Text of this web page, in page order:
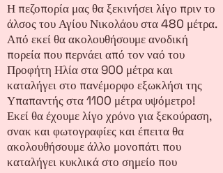
Η πεζοπορία μας θα ξεκινήσει λίγο πριν το
άλσος του Αγίου Νικολάου στα 480 μέτρα.
Από εκεί θα ακολουθήσουμε ανοδική
πορεία που περνάει από τον ναό του
Προφήτη Ηλία στα 900 μέτρα και
καταλήγει στο πανέμορφο εξωκλήσι της
Υπαπαντής στα 1100 μέτρα υψόμετρο!
Εκεί θα έχουμε λίγο χρόνο για ξεκούραση,
σνακ και φωτογραφίες και έπειτα θα
ακολουθήσουμε άλλο μονοπάτι που
καταλήγει κυκλικά στο σημείο που